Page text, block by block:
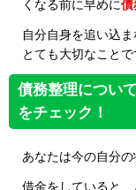
くなる前に早めに債
自分自身を追い込
とても大切なことで
債務整理につい
をチェック！
あなたは今の自分
借金をしていると